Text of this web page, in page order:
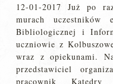
12-01-2017 Już po
murach uczestników
Bibliologicznej i
uczniowie z
wraz z opiekunami.
przedstawiciel
pracownik